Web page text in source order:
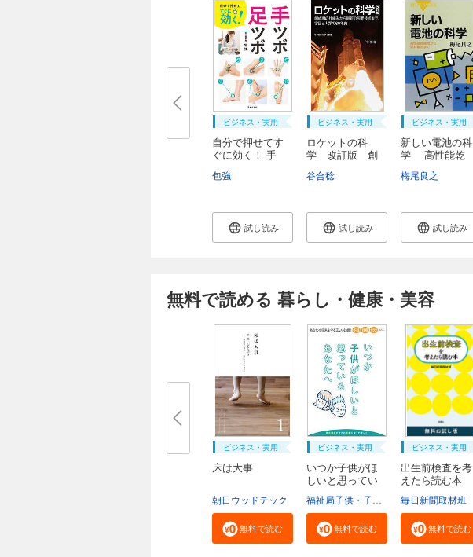
ビジネス・実用
自分で押せてす
ぐに効く！ 手
包強
試し読み
ビジネス・実用
ロケットの科
学 改訂版 創
谷合稔
試し読み
ビジネス・実用
新しい電池の科
学 高性能乾
梅尾良之
試し読み
無料で読める 暮らし・健康・美容
ビジネス・実用
床は大事
朝日ウッドテック
無料で読む
ビジネス・実用
いつか子供がほ
しいと思ってい
無料で読む
ビジネス・実用
出生前検査を考
えたら読む本
毎日新聞取材班
無料で読む